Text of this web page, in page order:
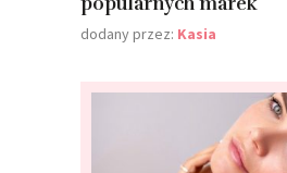
dodany przez: Kasia